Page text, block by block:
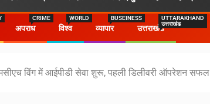
अपराध
CRIME
विश्व
WORLD
व्यापार
BUSEINESS
उत्तराखंड
UTTARAKHAND
उत्तराखंड
विंग में आईपीडी सेवा शुरू, पहली डिलीवरी ऑपरेशन सफल